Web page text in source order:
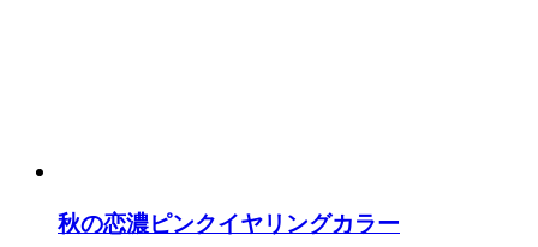
秋の恋濃ピンクイヤリングカラー